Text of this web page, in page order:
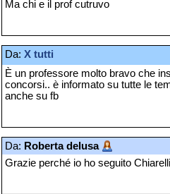
Ma chi e il prof cutruvo
Da: X tutti
È un professore molto bravo che
concorsi.. è informato su tutte le
anche su fb
Da: Roberta delusa
Grazie perché io ho seguito